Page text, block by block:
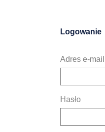
Logowanie
Adres e-mail
Hasło